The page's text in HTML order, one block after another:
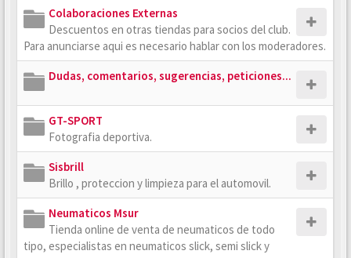
Colaboraciones Externas
Descuentos en otras tiendas para socios del club.
Para anunciarse aqui es necesario hablar con los moderadores.
Dudas, comentarios, sugerencias, peticiones...
GT-SPORT
Fotografia deportiva.
Sisbrill
Brillo , proteccion y limpieza para el automovil.
Neumaticos Msur
Tienda online de venta de neumaticos de todo
tipo, especialistas en neumaticos slick, semi slick y